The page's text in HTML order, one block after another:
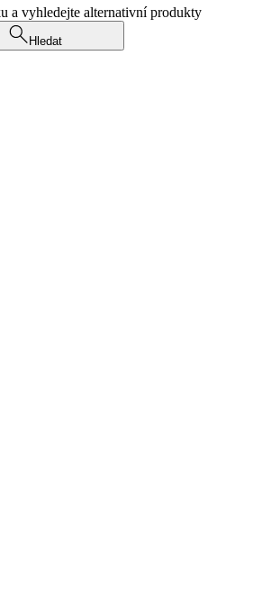
a vyhledejte alternativní produkty
Hledat